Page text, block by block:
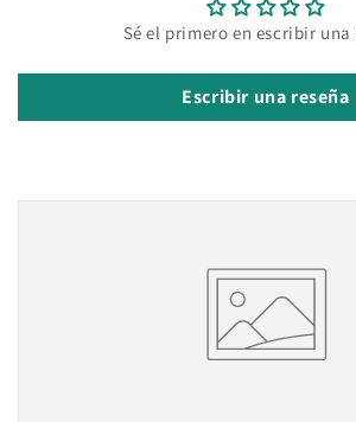
Sé el primero en escribir una
Escribir una reseña